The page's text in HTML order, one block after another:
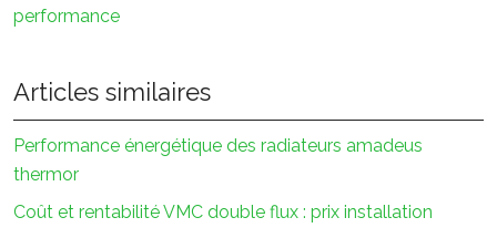
performance
Articles similaires
Performance énergétique des radiateurs amadeus
thermor
Coût et rentabilité VMC double flux : prix installation